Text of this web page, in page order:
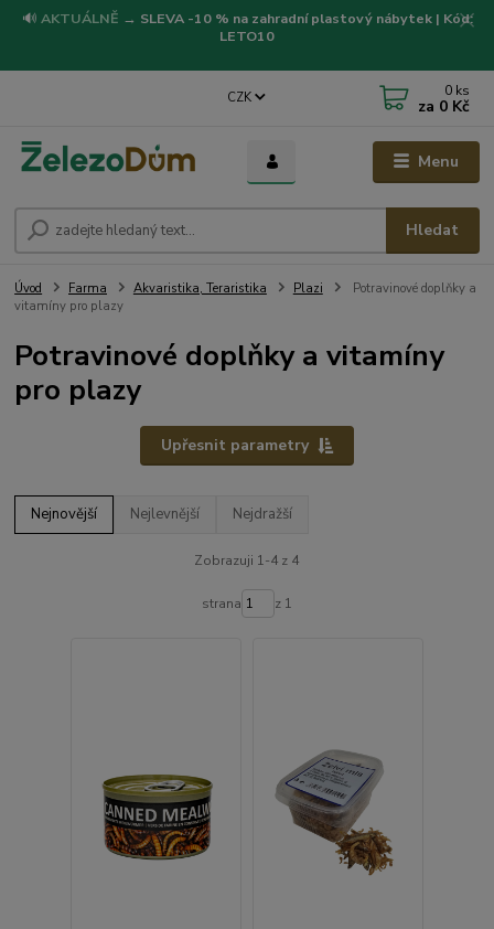
🔊 AKTUÁLNĚ → SLEVA -10 % na zahradní plastový nábytek | Kód:
LETO10
Menu
CZK
Hledat
0 ks
za 0 Kč
Úvod Farma Akvaristika, Teraristika Plazi
Potravinové doplňky a
vitamíny pro plazy
Potravinové doplňky a vitamíny
pro plazy
Upřesnit parametry
Nejnovější Nejlevnější Nejdražší
Zobrazuji 1-4 z 4
strana z 1